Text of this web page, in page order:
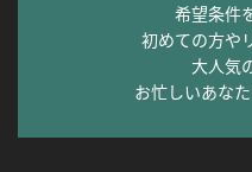
希望条件
初めての方や
大人気
お忙しいあな